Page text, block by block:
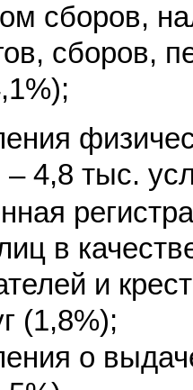
сборов,
сборов,
4,8 тыс.
в
и
(1,8%);
о